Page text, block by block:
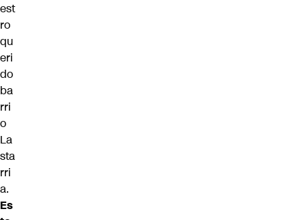
est
ro
qu
eri
do
ba
rri
o
La
sta
rri
a.
Es